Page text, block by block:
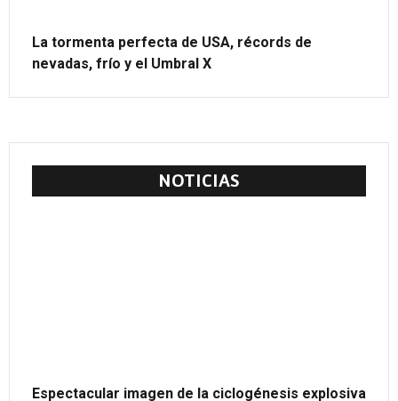
La tormenta perfecta de USA, récords de
nevadas, frío y el Umbral X
NOTICIAS
Espectacular imagen de la ciclogénesis explosiva